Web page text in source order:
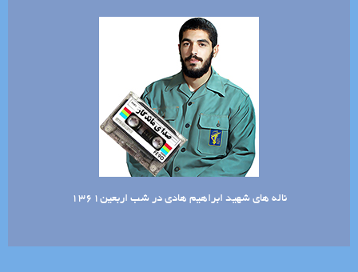
ناله های شهید ابراهیم هادی در شب اربعین1361